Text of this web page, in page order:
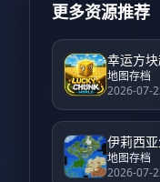
更多资源推荐
地图存档
2026-07-
伊莉西
地图存档
2026-07-